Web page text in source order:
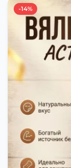
времени года.
свежей и
в
теряла влагу. Вяленая вобла — это не просто
вкусная еда,
старые
можно есть с
-14%